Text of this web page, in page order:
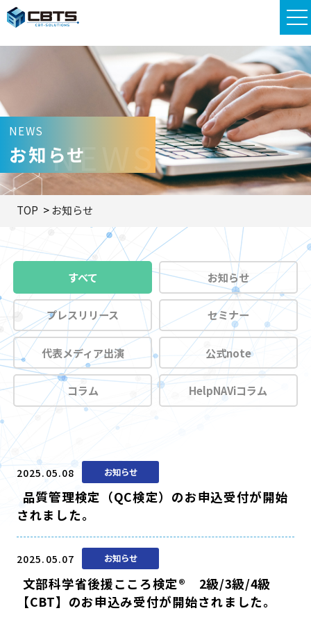
NEWS
お知らせNEWS
TOP お知らせ
すべて お知らせ
プレスリリース セミナー
代表メディア出演 公式note
コラム HelpNAViコラム
2025.05.08 お知らせ
品質管理検定（QC検定）のお申込受付が開始
されました。
2025.05.07 お知らせ
文部科学省後援こころ検定® 2級/3級/4級
【CBT】のお申込み受付が開始されました。